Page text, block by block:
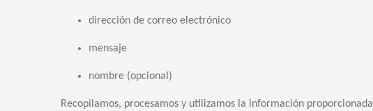
dirección de correo electrónico
mensaje
nombre (opcional)
Recopilamos, procesamos y utilizamos la información